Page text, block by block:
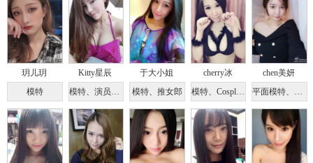
玥儿玥
模特
Kitty星辰
模特、演员、推女郎
于大小姐
模特、推女郎
cherry冰
模特、Cosplayer
chen美妍
平面模特、淘女郎